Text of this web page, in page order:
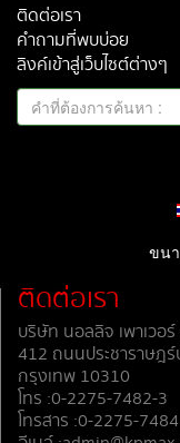
ติดต่อเรา
คำถามที่พบบ่อย
ลิงค์เข้าสู่เว็บไซต์ต่างๆ
ขน
ติดต่อเรา
บริษัท นอลลิจ เพาเวอ
412 ถนนประชาราษฎ
กรุงเทพ 10310
โทร :0-2275-7482-3
โทรสาร :0-2275-7484